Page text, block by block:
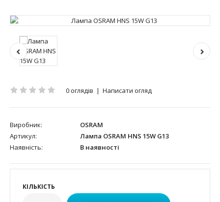
0 оглядів | Написати огляд
Виробник:
OSRAM
Артикул:
Лампа OSRAM HNS 15W G13
Наявність:
В наявності
КІЛЬКІСТЬ